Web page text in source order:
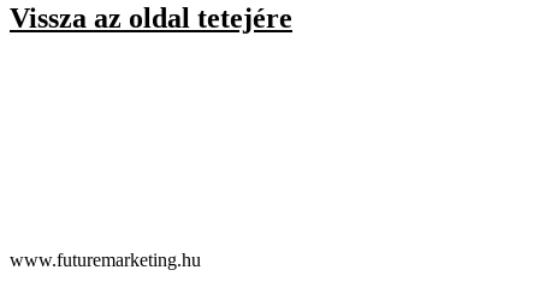
Vissza az oldal tetejére
www.futuremarketing.hu